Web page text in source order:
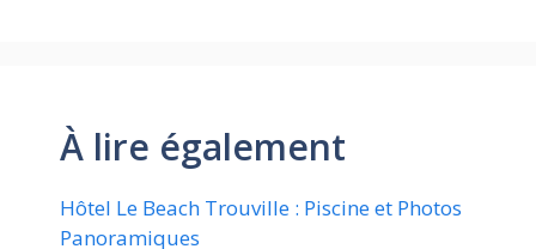
À lire également
Hôtel Le Beach Trouville : Piscine et Photos
Panoramiques